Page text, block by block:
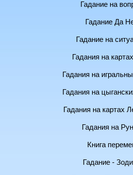
Гадание на
Гадание Да
Гадание на
Гадания на
Гадания на
Гадания на
Гадания на картах
Гадания на
Книга
Гадание -